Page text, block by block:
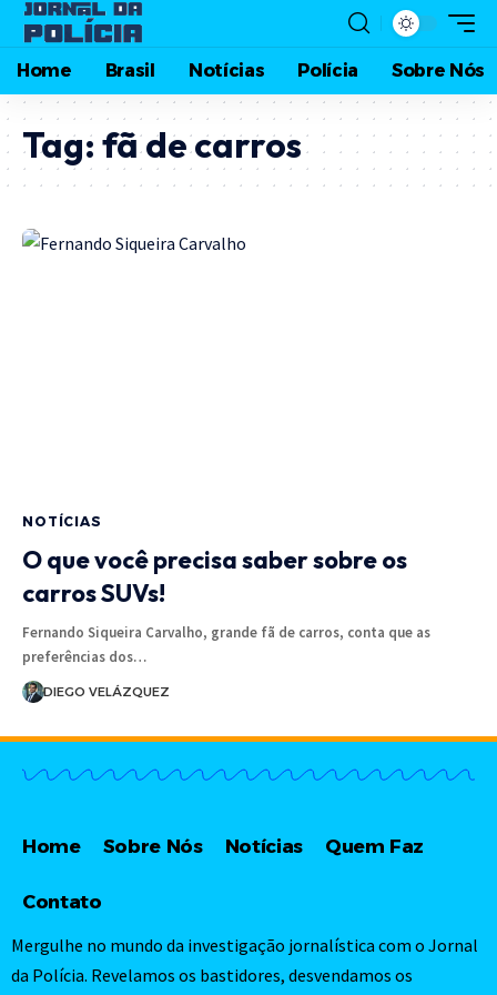
Home Brasil Notícias Polícia Sobre Nós
Tag: fã de carros
NOTÍCIAS
O que você precisa saber sobre os
carros SUVs!
Fernando Siqueira Carvalho, grande fã de carros, conta que as
preferências dos…
DIEGO VELÁZQUEZ
Home Sobre Nós Notícias Quem Faz
Contato
Mergulhe no mundo da investigação jornalística com o Jornal
da Polícia. Revelamos os bastidores, desvendamos os